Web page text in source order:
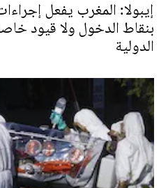
إيبولا: المغرب يفعل
بنقاط الدخول ولا قيود
الدولية